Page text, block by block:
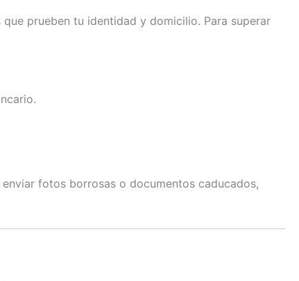
prueben tu identidad y domicilio. Para superar
fotos borrosas o documentos caducados,